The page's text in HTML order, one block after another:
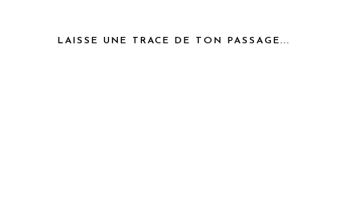
LAISSE UNE TRACE DE TON PASSAGE...